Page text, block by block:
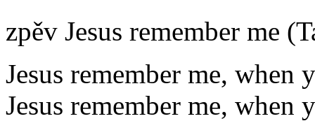
zpěv Jesus remember me
Jesus remember me,
Jesus remember me,